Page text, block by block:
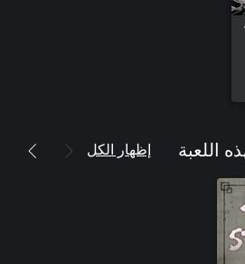
اللعبة إظهار الكل